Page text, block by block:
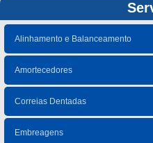
Alinhamento e Balanceamento
Amortecedores
Correias Dentadas
Embreagens